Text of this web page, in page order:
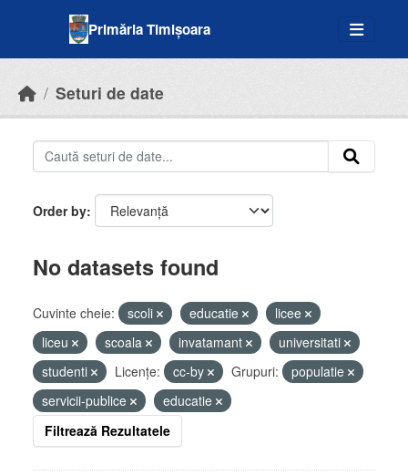
Primăria Timișoara
Seturi de date
Order by
No datasets found
Cuvinte cheie: scoli educatie
licee
liceu
scoala invatamant
universitati
studenti
Licenţe: cc-by Grupuri:
populatie
servicii-publice
educatie
Filtrează Rezultatele